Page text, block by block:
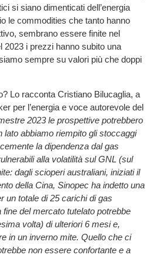
si siano dimenticati dell’energia
le commodities che tanto hanno
sembrano essere finite nel
2023 i prezzi hanno subito una
sempre su valori più che doppi
Lo racconta Cristiano Bilucaglia, a
per l’energia e voce autorevole del
2023 le prospettive potrebbero
lato abbiamo riempito gli stoccaggi
la dipendenza dal gas
alla volatilità sul GNL (sul
dagli scioperi australiani, iniziati il
della Cina, Sinopec ha indetto una
un totale di 25 carichi di gas
del mercato tutelato potrebbe
volta) di ulteriori 6 mesi e,
in un inverno mite. Quello che ci
non essere confortante e a